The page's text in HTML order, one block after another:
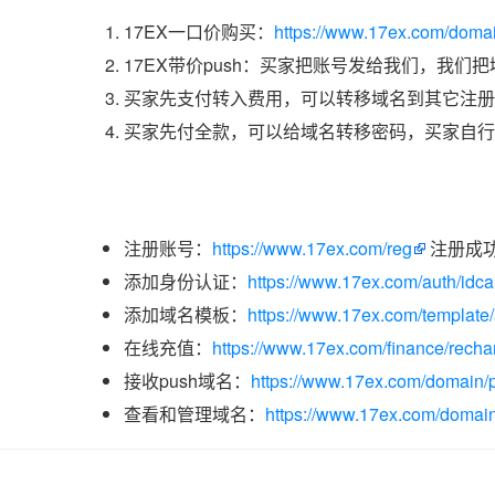
17EX一口价购买： https://www.17ex.com/
17EX带价push：买家把账号发给我们，我们
买家先支付转入费用，可以转移域名到其它注
买家先付全款，可以给域名转移密码，买家自
注册账号： https://www.17ex.com/reg
注册成
添加身份认证： https://www.17ex.com/auth/
添加域名模板： https://www.17ex.com/
在线充值： https://www.17ex.com/finance/
接收push域名： https://www.17ex.com/
查看和管理域名： https://www.17ex.com/